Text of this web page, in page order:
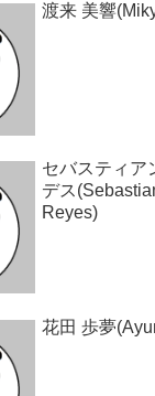
渡来 美響
セバスティア
デス
Reyes)
花田 歩夢